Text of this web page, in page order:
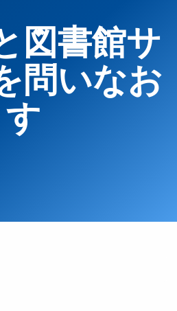
図書館サ
問いなお
す